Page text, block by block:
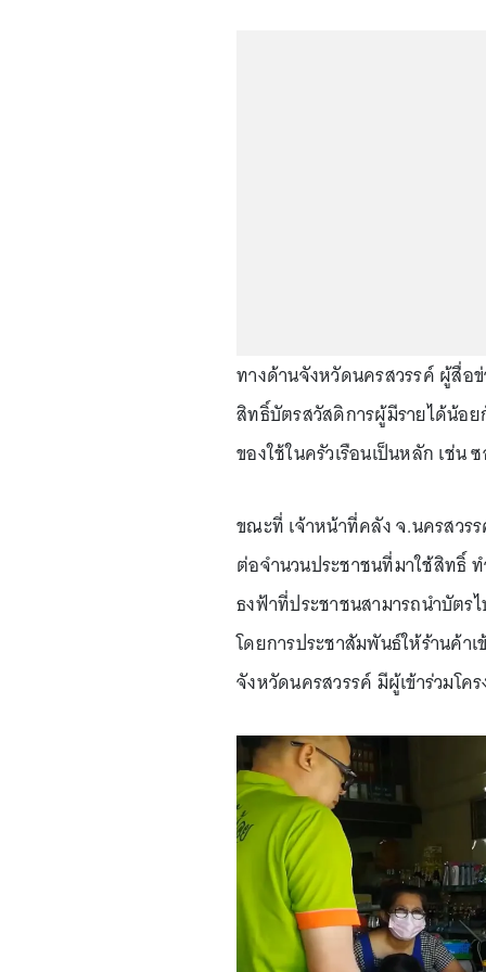
ทางด้านจังหวัดนครสวรรค์ ผู้สื่อข่
สิทธิ์บัตรสวัสดิการผู้มีรายได้น้อ
ของใช้ในครัวเรือนเป็นหลัก เช่น
ขณะที่ เจ้าหน้าที่คลัง จ.นครสวร
ต่อจำนวนประชาชนที่มาใช้สิทธิ์
ธงฟ้าที่ประชาชนสามารถนำบัตร
โดยการประชาสัมพันธ์ให้ร้านค้า
จังหวัดนครสวรรค์ มีผู้เข้าร่วมโค